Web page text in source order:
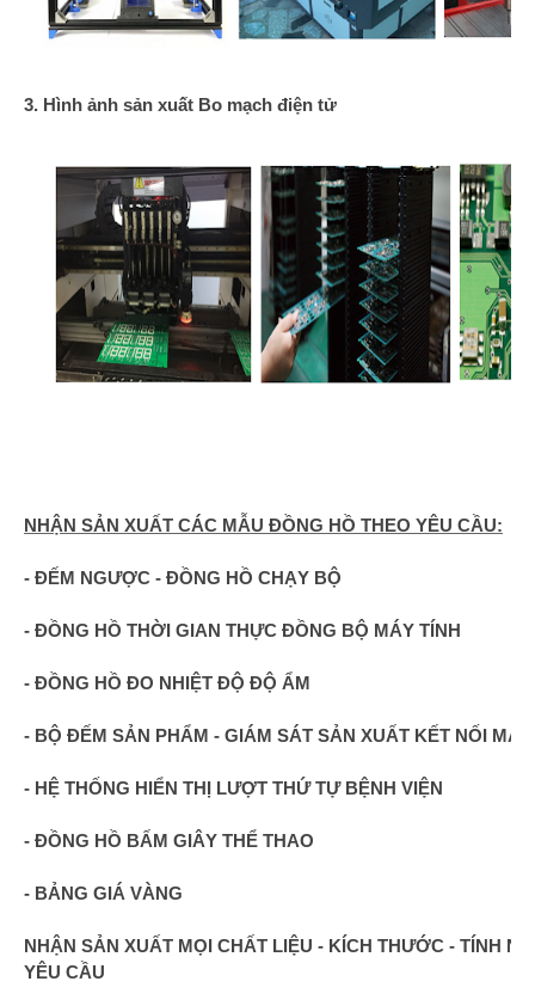
3. Hình ảnh sản xuất Bo mạch điện tử
NHẬN SẢN XUẤT CÁC MẪU ĐỒNG HỒ THEO YÊU CẦU:
- ĐẾM NGƯỢC - ĐỒNG HỒ CHẠY BỘ
- ĐỒNG HỒ THỜI GIAN THỰC ĐỒNG BỘ MÁY TÍNH
- ĐỒNG HỒ ĐO NHIỆT ĐỘ ĐỘ ẨM
- BỘ ĐẾM SẢN PHẨM - GIÁM SÁT SẢN XUẤT KẾT NỐI
- HỆ THỐNG HIỂN THỊ LƯỢT THỨ TỰ BỆNH VIỆN
- ĐỒNG HỒ BẤM GIÂY THỂ THAO
- BẢNG GIÁ VÀNG
NHẬN SẢN XUẤT MỌI CHẤT LIỆU - KÍCH THƯỚC - TÍNH
YÊU CẦU